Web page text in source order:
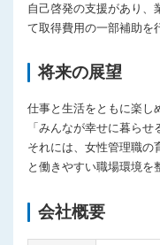
自己啓発の支援があり、
て取得費用の一部補助を
将来の展望
仕事と生活をともに楽し
「みんなが幸せに暮らせ
それには、女性管理職の
と働きやすい職場環境を
会社概要